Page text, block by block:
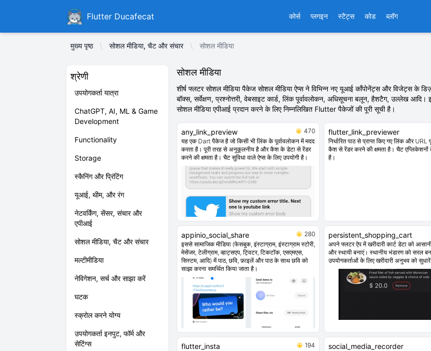
DucafecatFlutter Ducafecat कोर्स प्लगइन स्टैट्स कोड ब्लॉग
मुख्य पृष्ठ सोशल मीडिया, चैट और संचार सोशल मीडिया
श्रेणी
उपयोगकर्ता यात्रा
ChatGPT, AI, ML & Game
Development
Functionality
Storage
स्कैनिंग और प्रिंटिंग
यूआई, थीम, और रंग
नेटवर्किंग, सेंसर, संचार और
एपीआई
सोशल मीडिया, चैट और संचार
मल्टीमीडिया
नेविगेशन, सर्च और साझा करें
घटक
स्क्रोल करने योग्य
उपयोगकर्ता इनपुट, फॉर्म और
सेटिंग्स
सोशल मीडिया
शीर्ष फ्लटर सोशल मीडिया पैकेज सोशल मीडिया ऐप्स ने विभिन्न नए यूआई कॉंपोनेंट्स और विजेट्स के
बॉक्स, सर्वेक्षण, प्रश्नोत्तरी, वेबसाइट कार्ड, लिंक पूर्वावलोकन, अधिसूचना बलून, हैशटैग, उल्लेख
सोशल मीडिया एपीआई प्रदान करने के लिए निम्नलिखित Flutter पैकेजों की पूरी सूची है।
any_link_preview
470
यह एक Dart पैकेज है जो किसी भी लिंक के पूर्वावलोकन में मदद
करता है। पूरी तरह से अनुकूलनीय है और कैश के डेटा से रेंडर
करने की क्षमता है। चैट सुविधा वाले ऐप्स के लिए उपयोगी है।
flutter_link_previewer
निर्धारित पाठ से प्राप्त किए गए लिंक और URL
कैश से रेंडर करने की क्षमता है। चैट एप्लिकेशनों
है।
appinio_social_share
280
इससे सामाजिक मीडिया (फेसबुक, इंस्टाग्राम, इंस्टाग्राम स्टोरी,
मेसेंजर, टेलीग्राम, व्हाट्सएप, ट्विटर, टिकटॉक, एसएमएस,
सिस्टम, आदि) में पाठ, छवि, फ़ाइलें और पाठ के साथ छवि को
साझा करना समर्थित किया जाता है।
persistent_shopping_cart
अपने फ्लटर ऐप में खरीदारी कार्ट डेटा को
और स्थायी बनाएं। स्थानीय भंडारण को सरल
उपयोगकर्ताओं के लिए खरीदारी अनुभव को
flutter_insta
194
social_media_recorder